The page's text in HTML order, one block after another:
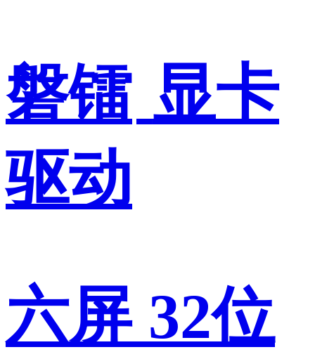
磐镭 显卡
驱动
六屏 32位